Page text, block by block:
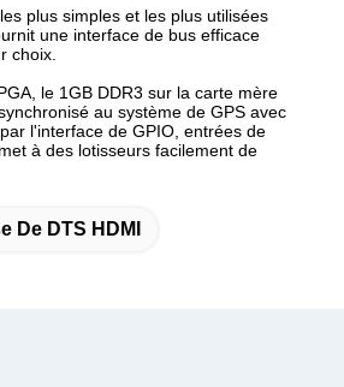
plus simples et les plus utilisées
une interface de bus efficace
choix.
le 1GB DDR3 sur la carte mère
au système de GPS avec
l'interface de GPIO, entrées de
à des lotisseurs facilement de
De DTS HDMI